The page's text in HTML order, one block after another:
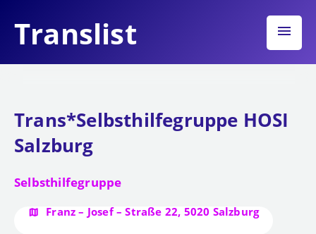
Translist menu
Trans*Selbsthilfegruppe HOSI
Salzburg
Selbsthilfegruppe
Franz – Josef – Straße 22, 5020 Salzburg